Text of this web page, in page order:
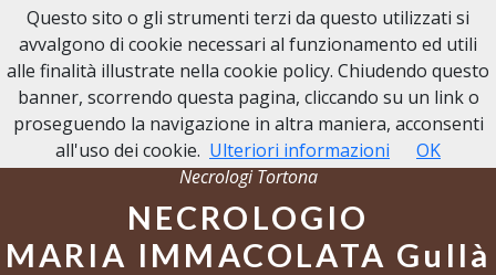
NECROLOGI TORTONA
Necrologi Tortona
NECROLOGIO
MARIA IMMACOLATA Gullà
Questo sito o gli strumenti terzi da questo utilizzati si
avvalgono di cookie necessari al funzionamento ed utili
alle finalità illustrate nella cookie policy. Chiudendo questo
banner, scorrendo questa pagina, cliccando su un link o
proseguendo la navigazione in altra maniera, acconsenti
all'uso dei cookie. Ulteriori informazioni OK